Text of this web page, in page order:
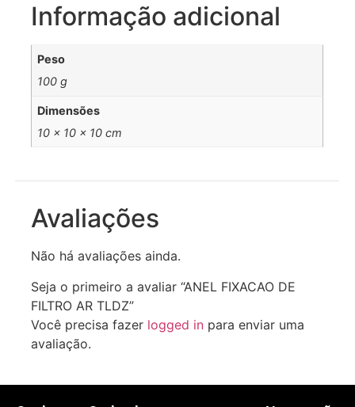
Informação adicional
Peso
100 g
Dimensões
10 × 10 × 10 cm
Avaliações
Não há avaliações ainda.
Seja o primeiro a avaliar “ANEL FIXACAO DE
FILTRO AR TLDZ”
Você precisa fazer logged in para enviar uma
avaliação.